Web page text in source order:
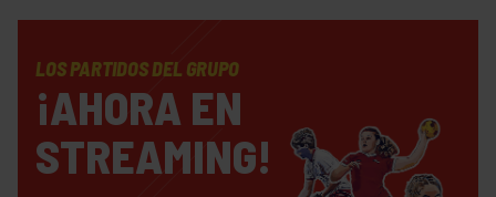
LOS PARTIDOS DEL GRUPO
¡AHORA EN
STREAMING!